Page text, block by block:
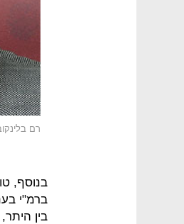
רם
בנוסף,
ברמ"י
בין